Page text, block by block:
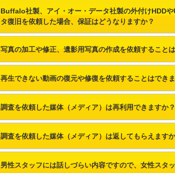
Buffalo社製、アイ・オー・データ社製の外付けHDD
タ復旧を依頼した場合、保証はどうなりますか？
写真の加工や修正、遺影用写真の作成を依頼すること
再生できない動画の復元や修復を依頼することはでき
調査を依頼した媒体（メディア）は再利用できますか？
調査を依頼した媒体（メディア）は返してもらえます
男性スタッフには話しづらい内容ですので、女性スタ